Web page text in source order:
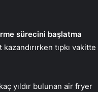
sürecini başlatma
tıpkı vakitte
yıldır bulunan air fryer